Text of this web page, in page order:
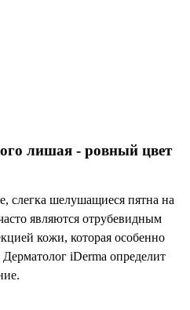
лишая - ровный цвет
слегка шелушащиеся пятна на
являются отрубевидным
кожи, которая особенно
Дерматолог iDerma определит